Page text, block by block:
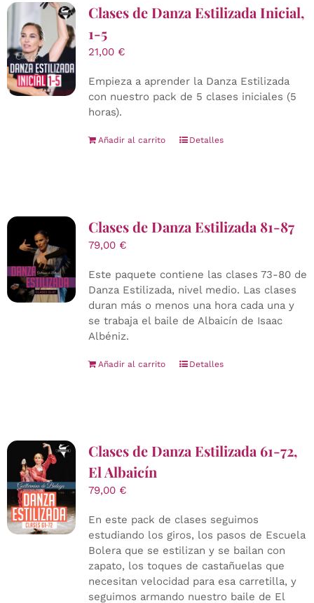
Clases de Danza Estilizada Inicial,
1-5
21,00 €
Empieza a aprender la Danza Estilizada
con nuestro pack de 5 clases iniciales (5
horas).
Añadir al carrito Detalles
Clases de Danza Estilizada 81-87
79,00 €
Este paquete contiene las clases 73-80 de
Danza Estilizada, nivel medio. Las clases
duran más o menos una hora cada una y
se trabaja el baile de Albaicín de Isaac
Albéniz.
Añadir al carrito Detalles
Clases de Danza Estilizada 61-72,
El Albaicín
79,00 €
En este pack de clases seguimos
estudiando los giros, los pasos de Escuela
Bolera que se estilizan y se bailan con
zapato, los toques de castañuelas que
necesitan velocidad para esa carretilla, y
seguimos armando nuestro baile de El